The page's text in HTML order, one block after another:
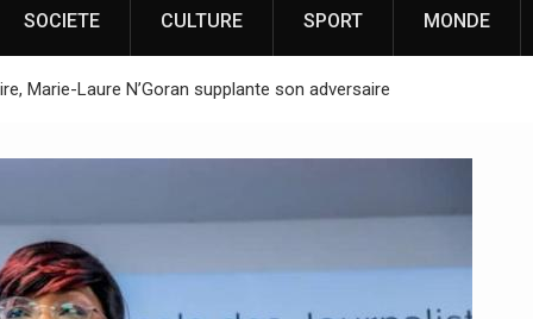
SOCIETE CULTURE SPORT MONDE
Marie-Laure N’Goran supplante son adversaire